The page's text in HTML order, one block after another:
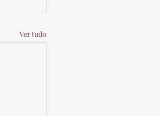
Ver tudo